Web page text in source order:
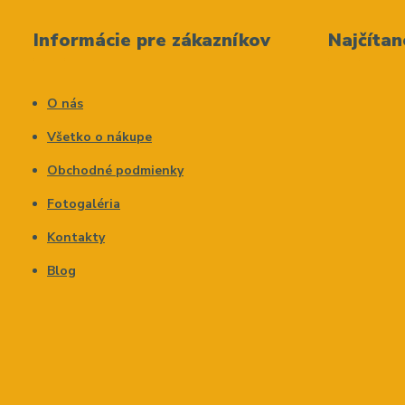
Informácie pre zákazníkov
O nás
Všetko o nákupe
Obchodné podmienky
Fotogaléria
Kontakty
Blog